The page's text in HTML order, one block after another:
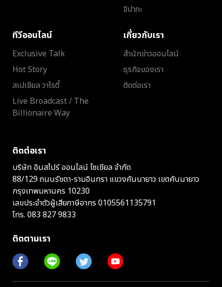
จิปาถะ
ทีวีออนไลน์
Exclusive Talk
Hot Story
สเปเชียล วาไรตี้
Live Broadcast / The
Billionaire Way
เกี่ยวกับเรา
สำนักข่าวออนไลน์
ธุรกิจของเรา
ติดต่อเรา
ติดต่อเรา
บริษัท อินสไปร์ ออนไลน์ โซเชียล จำกัด
88/129 ถนนรัชดา-รามอินทรา แขวงคันนายาว เขตคันนายาว
กรุงเทพมหานคร 10230
เลขประจำตัวผู้เสียภาษีอากร 0105561135791
โทร. 083 827 9833
ติดตามเรา